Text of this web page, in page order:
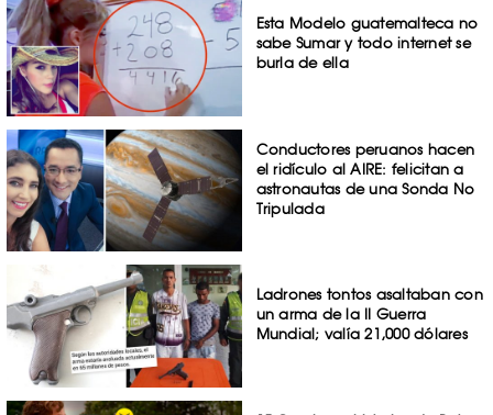
Esta Modelo guatemalteca no
sabe Sumar y todo internet se
burla de ella
Conductores peruanos hacen
el ridículo al AIRE: felicitan a
astronautas de una Sonda No
Tripulada
Ladrones tontos asaltaban con
un arma de la II Guerra
Mundial; valía 21,000 dólares